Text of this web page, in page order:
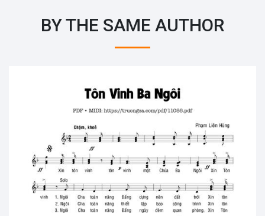
BY THE SAME AUTHOR